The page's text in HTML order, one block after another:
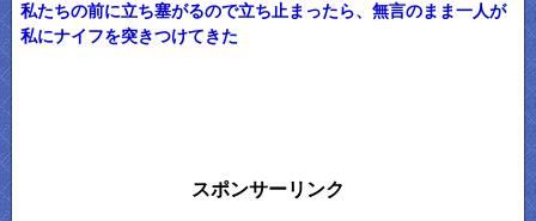
私たちの前に立ち塞がるので立ち止まったら、無言のまま一人が
私にナイフを突きつけてきた
スポンサーリンク